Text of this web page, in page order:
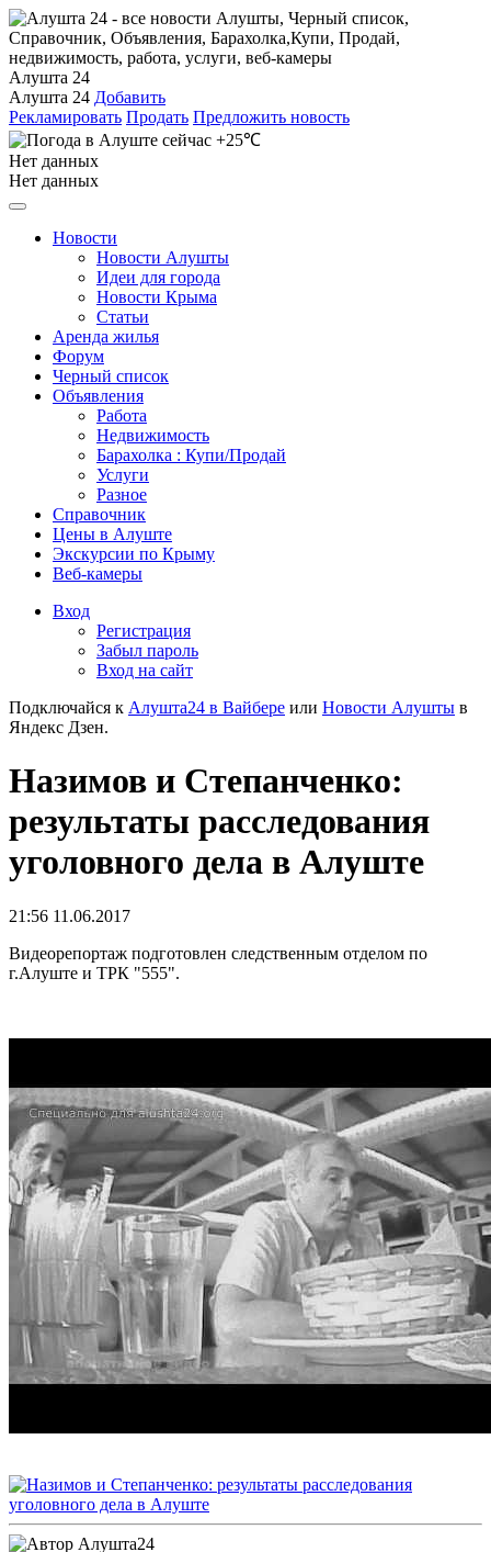
Алушта 24
Алушта 24 Добавить
Рекламировать Продать Предложить новость
+25℃
Нет данных
Нет данных
Новости
Новости Алушты
Идеи для города
Новости Крыма
Статьи
Аренда жилья
Форум
Черный список
Объявления
Работа
Недвижимость
Барахолка : Купи/Продай
Услуги
Разное
Справочник
Цены в Алуште
Экскурсии по Крыму
Веб-камеры
Вход
Регистрация
Забыл пароль
Вход на сайт
Подключайся к Алушта24 в Вайбере или Новости Алушты в
Яндекс Дзен.
Назимов и Степанченко:
результаты расследования
уголовного дела в Алуште
21:56 11.06.2017
Видеорепортаж подготовлен следственным отделом по
г.Алуште и ТРК "555".